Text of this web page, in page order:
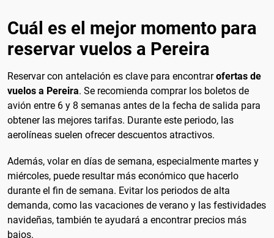
Cuál es el mejor momento para
reservar vuelos a Pereira
Reservar con antelación es clave para encontrarofertas de
vuelos a Pereira. Se recomienda comprar los boletos de
avión entre 6 y 8 semanas antes de la fecha de salida para
obtener las mejores tarifas. Durante este periodo, las
aerolíneas suelen ofrecer descuentos atractivos.
Además, volar en días de semana, especialmente martes y
miércoles, puede resultar más económico que hacerlo
durante el fin de semana. Evitar los periodos de alta
demanda, como las vacaciones de verano y las festividades
navideñas, también te ayudará a encontrar precios más
bajos.